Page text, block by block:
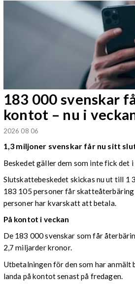
183 000 svenskar
kontot – nu i
2026 08 06
1,3 miljoner svenskar får nu sitt
Beskedet gäller dem som inte fick det
Slutskattebeskedet skickas nu ut till 1
183 105 personer får skatteåterbäring
personer har kvarskatt att betala.
På kontot i veckan
De 183 000 svenskar som får
2,7 miljarder kronor.
Utbetalningen för den som har
landa på kontot senast på fredagen.